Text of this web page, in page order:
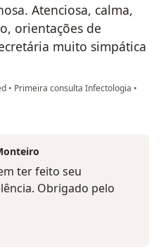
Atenciosa, calma,
orientações de
muito simpática
• Primeira consulta Infectologia •
Coelho Batista
ter feito seu
Obrigado pelo